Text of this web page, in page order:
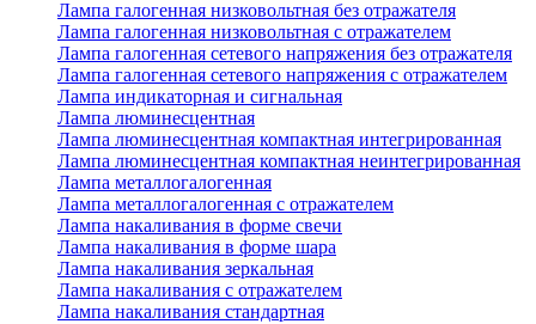
Лампа галогенная низковольтная без отражателя
Лампа галогенная низковольтная с отражателем
Лампа галогенная сетевого напряжения без отражателя
Лампа галогенная сетевого напряжения с отражателем
Лампа индикаторная и сигнальная
Лампа люминесцентная
Лампа люминесцентная компактная интегрированная
Лампа люминесцентная компактная неинтегрированная
Лампа металлогалогенная
Лампа металлогалогенная с отражателем
Лампа накаливания в форме свечи
Лампа накаливания в форме шара
Лампа накаливания зеркальная
Лампа накаливания с отражателем
Лампа накаливания стандартная